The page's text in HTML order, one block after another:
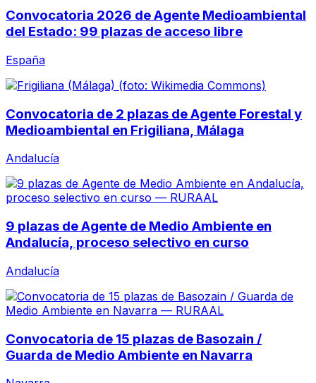
Convocatoria 2026 de Agente Medioambiental
del Estado: 99 plazas de acceso libre
España
Convocatoria de 2 plazas de Agente Forestal y
Medioambiental en Frigiliana, Málaga
Andalucía
9 plazas de Agente de Medio Ambiente en
Andalucía, proceso selectivo en curso
Andalucía
Convocatoria de 15 plazas de Basozain /
Guarda de Medio Ambiente en Navarra